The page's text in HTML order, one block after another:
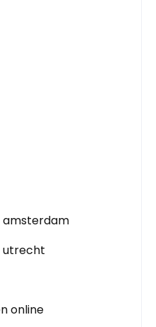
amsterdam
utrecht
online